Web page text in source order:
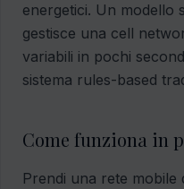
energetici. Un modello
gestisce una cell
variabili in pochi
sistema rules-based
Come funziona in
Prendi una rete mobile